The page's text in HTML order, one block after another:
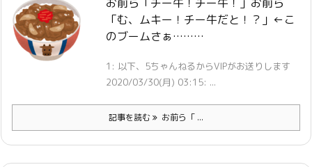
「む、ムキー！チー牛だと！？」←こ
のブームさぁ………
1: 以下、5ちゃんねるからVIPがお送りします
2020/03/30(月) 03:15: ...
記事を読む お前ら「 ...